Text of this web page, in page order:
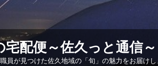
宅配便～佐久っと通信～
員が見つけた佐久地域の「旬」の魅力をお届け